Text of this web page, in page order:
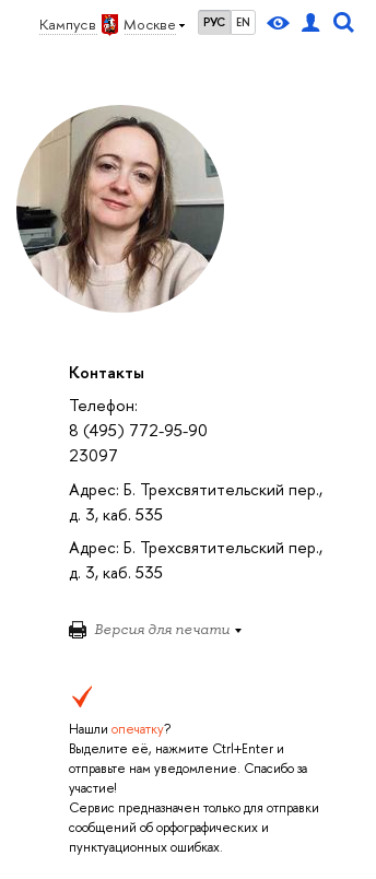
Кампус в Москве РУС EN
Контакты
Телефон:
8 (495) 772-95-90
23097
Адрес: Б. Трехсвятительский пер.,
д. 3, каб. 535
Адрес: Б. Трехсвятительский пер.,
д. 3, каб. 535
Версия для печати
Нашли опечатку?
Выделите её, нажмите Ctrl+Enter и
отправьте нам уведомление. Спасибо за
участие!
Сервис предназначен только для отправки
сообщений об орфографических и
пунктуационных ошибках.